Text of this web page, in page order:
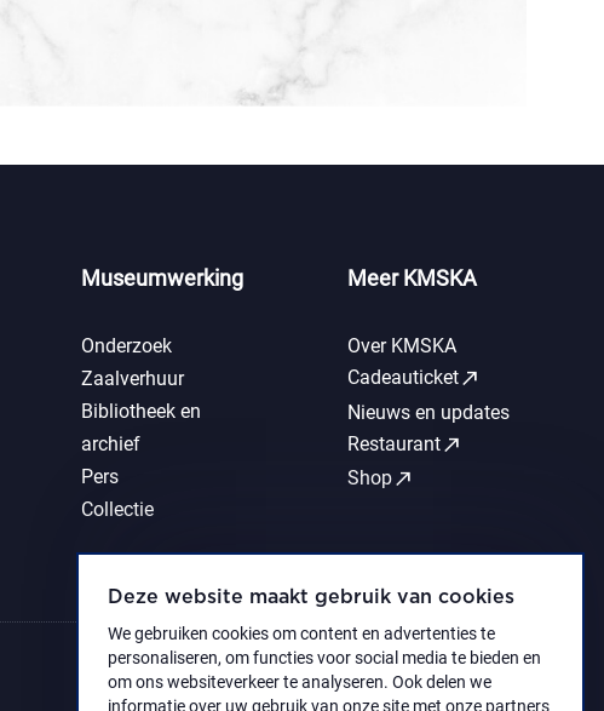
Deze website maakt gebruik van cookies
We gebruiken cookies om content en advertenties te
personaliseren, om functies voor social media te bieden en
om ons websiteverkeer te analyseren. Ook delen we
informatie over uw gebruik van onze site met onze partners
Museumwerking
Onderzoek
Zaalverhuur
Bibliotheek en
archief
Pers
Collectie
Meer KMSKA
Over KMSKA
Cadeauticketcall_made
Nieuws en updates
Restaurantcall_made
Shopcall_made